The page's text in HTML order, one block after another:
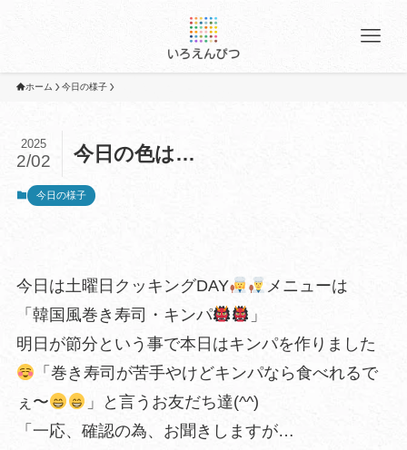
ホーム 今日の様子
今日の色は…
2025
2/02
今日の様子
今日は土曜日クッキングDAY
メニューは
「韓国風巻き寿司・キンパ
」
明日が節分という事で本日はキンパを作りました
「巻き寿司が苦手やけどキンパなら食べれるで
ぇ〜
」と言うお友だち達(^^)
「一応、確認の為、お聞きしますが…